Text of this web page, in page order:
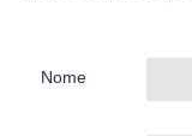
Nome